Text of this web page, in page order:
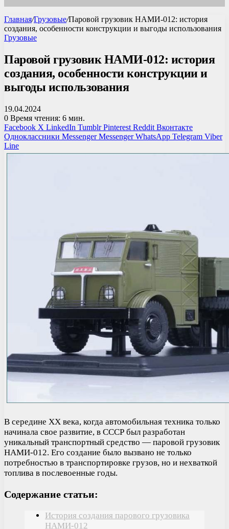
Главная/Грузовые/Паровой грузовик НАМИ-012: история
создания, особенности конструкции и выгоды использования
Грузовые
Паровой грузовик НАМИ-012: история
создания, особенности конструкции и
выгоды использования
19.04.2024
0 Время чтения: 6 мин.
Facebook X LinkedIn Tumblr Pinterest Reddit Вконтакте
Одноклассники Messenger Messenger WhatsApp Telegram Viber
Line
В середине XX века, когда автомобильная техника только
начинала свое развитие, в СССР был разработан
уникальный транспортный средство — паровой грузовик
НАМИ-012. Его создание было вызвано не только
потребностью в транспортировке грузов, но и нехваткой
топлива в послевоенные годы.
Содержание статьи:
История создания парового грузовика
НАМИ-012